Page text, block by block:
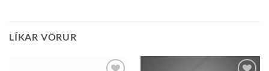
LÍKAR VÖRUR